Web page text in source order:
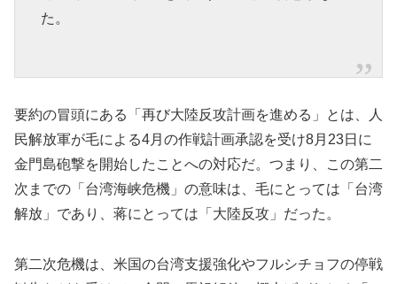
た。
要約の冒頭にある「再び大陸反攻計画を進める」とは、人
民解放軍が毛による4月の作戦計画承認を受け8月23日に
金門島砲撃を開始したことへの対応だ。つまり、この第二
次までの「台湾海峡危機」の意味は、毛にとっては「台湾
解放」であり、蒋にとっては「大陸反攻」だった。
第二次危機は、米国の台湾支援強化やフルシチョフの停戦